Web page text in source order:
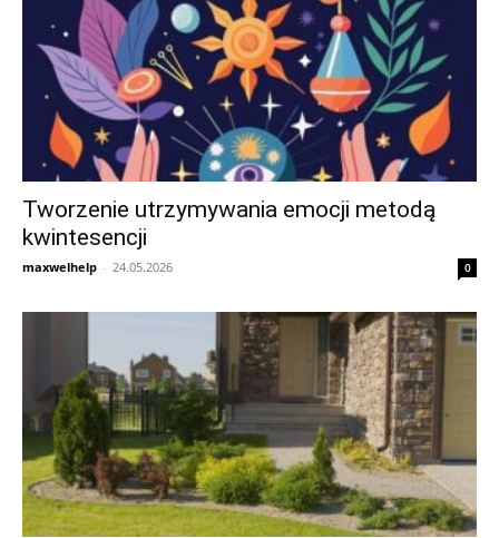
Tworzenie utrzymywania emocji metodą
kwintesencji
maxwelhelp - 24.05.2026 0